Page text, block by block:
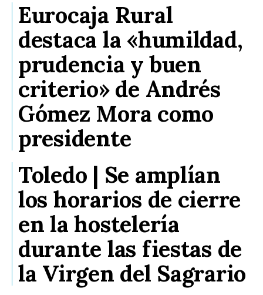
Eurocaja Rural
destaca la «humildad,
prudencia y buen
criterio» de Andrés
Gómez Mora como
presidente
Toledo | Se amplían
los horarios de cierre
en la hostelería
durante las fiestas de
la Virgen del Sagrario